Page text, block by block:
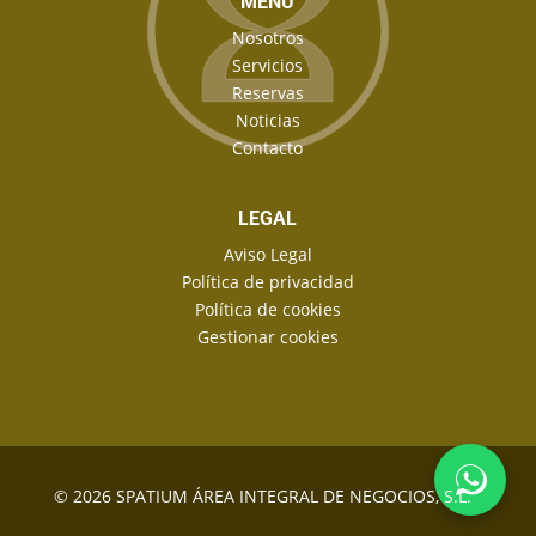
Nosotros
Servicios
Reservas
Noticias
Contacto
LEGAL
Aviso Legal
Política de privacidad
Política de cookies
Gestionar cookies
© 2026 SPATIUM ÁREA INTEGRAL DE NEGOCIOS, S.L.